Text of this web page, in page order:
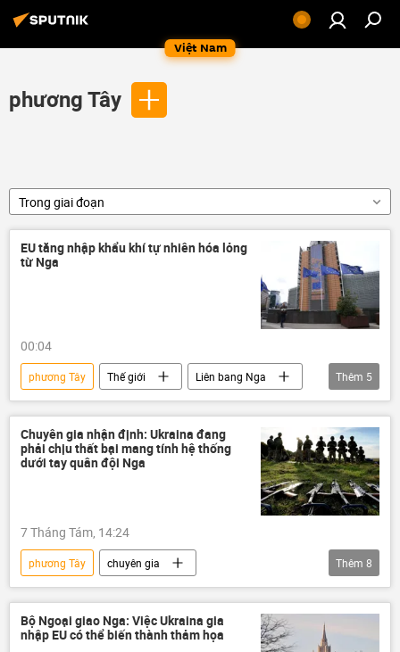
Việt Nam
phương Tây
Trong giai đoạn
EU tăng nhập khẩu khí tự nhiên hóa lỏng
từ Nga
00:04
phương Tây Thế giới
Liên bang Nga
Nga
Châu Âu
Kinh tế
dầu khí
EU
Thêm 5
Chuyên gia nhận định: Ukraina đang
phải chịu thất bại mang tính hệ thống
dưới tay quân đội Nga
7 Tháng Tám, 14:24
phương Tây
chuyên gia
Quan điểm-Ý kiến
Thế giới
Nga
Liên bang Nga
Ukraina
Quân đội Ukraina
Thêm 8
Bộ Ngoại giao Nga: Việc Ukraina gia
nhập EU có thể biến thành thảm họa